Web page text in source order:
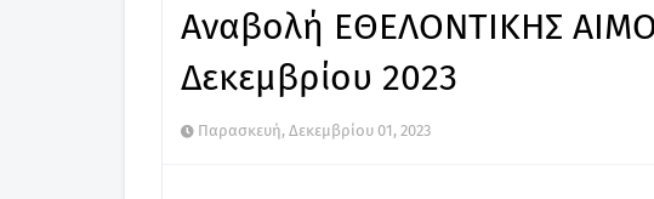
Αναβολή ΕΘΕΛΟΝΤΙΚΗΣ
Δεκεμβρίου 2023
Παρασκευή, Δεκεμβρίου 01, 2023